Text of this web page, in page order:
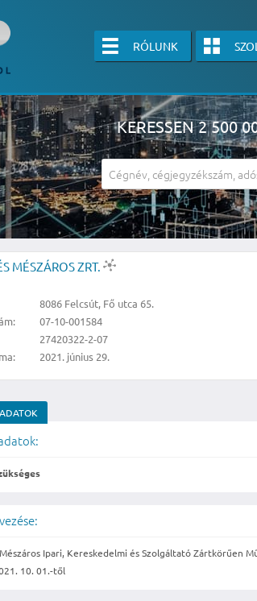
RÓLUNK
KERESSEN 2 500
csak belépett felhasználók számára érhető
MÉSZÁROS ZRT.
8086 Felcsút, Fő utca 65.
07-10-001584
27420322-2-07
2021. június 29.
Ipari, Kereskedelmi és Szolgáltató Zártkörűen
10. 01.-től